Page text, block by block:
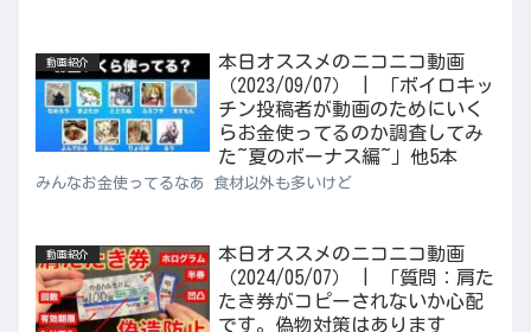
動画紹介
本日オススメのニコニコ動画
（2023/09/07） | 「ボイロキッ
チン投稿者が動画のためにいく
らお金使ってるのか調査してみ
た~夏のボーナス編~」他5本
みんなお金使ってるなあ 食材以外も多いけど
動画紹介
本日オススメのニコニコ動画
（2024/05/07） | 「質問：肩た
たき券がコピーされないか心配
です。偽物対策はあります